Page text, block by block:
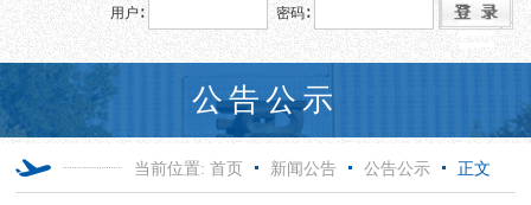
用户∶ 密码∶
公告公示
当前位置:首页 新闻公告 公告公示 正文